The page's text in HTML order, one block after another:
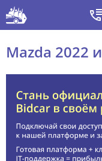
Mazda 2022